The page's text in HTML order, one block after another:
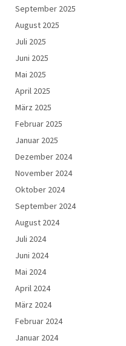
September 2025
August 2025
Juli 2025
Juni 2025
Mai 2025
April 2025
März 2025
Februar 2025
Januar 2025
Dezember 2024
November 2024
Oktober 2024
September 2024
August 2024
Juli 2024
Juni 2024
Mai 2024
April 2024
März 2024
Februar 2024
Januar 2024